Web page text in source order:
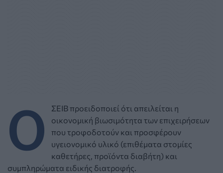
Ο
ΣΕΙΒ προειδοποιεί ότι απειλείται η
οικονομική βιωσιμότητα των επιχειρήσεων
που τροφοδοτούν και προσφέρουν
υγειονομικό υλικό (επιθέματα στομίες
καθετήρες, προϊόντα διαβήτη) και
συμπληρώματα ειδικής διατροφής.